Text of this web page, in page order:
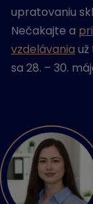
upratovaniu
Nečakajte a
vzdelávania
sa 28. – 30.